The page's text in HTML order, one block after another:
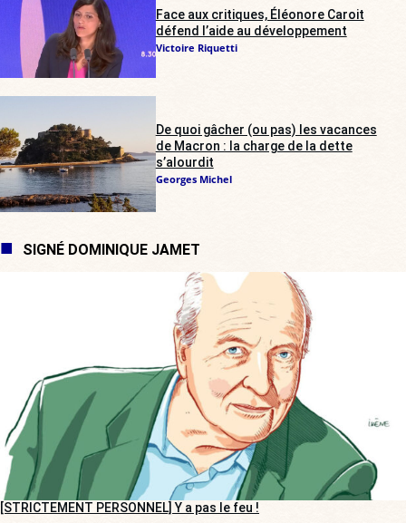
Face aux critiques, Éléonore Caroit
défend l’aide au développement
Victoire Riquetti
De quoi gâcher (ou pas) les vacances
de Macron : la charge de la dette
s’alourdit
Georges Michel
SIGNÉ DOMINIQUE JAMET
[STRICTEMENT PERSONNEL] Y a pas le feu !